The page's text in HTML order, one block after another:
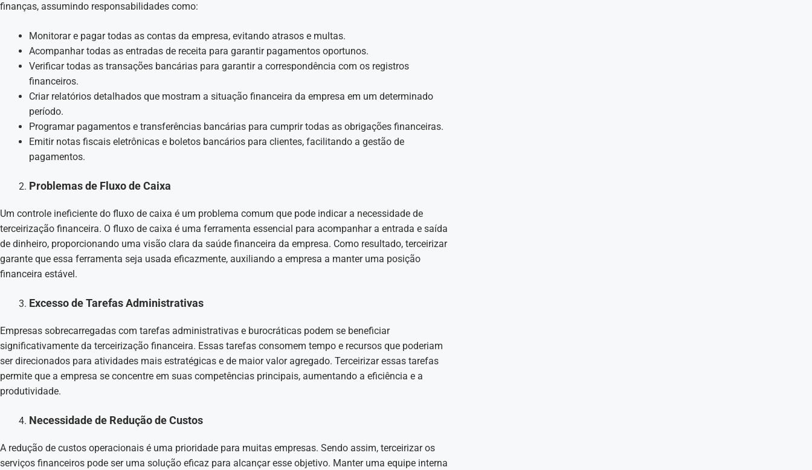
finanças, assumindo responsabilidades como:
Monitorar e pagar todas as contas da empresa, evitando atrasos e multas.
Acompanhar todas as entradas de receita para garantir pagamentos oportunos.
Verificar todas as transações bancárias para garantir a correspondência com os registros
financeiros.
Criar relatórios detalhados que mostram a situação financeira da empresa em um determinado
período.
Programar pagamentos e transferências bancárias para cumprir todas as obrigações financeiras.
Emitir notas fiscais eletrônicas e boletos bancários para clientes, facilitando a gestão de
pagamentos.
Problemas de Fluxo de Caixa
Um controle ineficiente do fluxo de caixa é um problema comum que pode indicar a necessidade de
terceirização financeira. O fluxo de caixa é uma ferramenta essencial para acompanhar a entrada e saída
de dinheiro, proporcionando uma visão clara da saúde financeira da empresa. Como resultado, terceirizar
garante que essa ferramenta seja usada eficazmente, auxiliando a empresa a manter uma posição
financeira estável.
Excesso de Tarefas Administrativas
Empresas sobrecarregadas com tarefas administrativas e burocráticas podem se beneficiar
significativamente da terceirização financeira. Essas tarefas consomem tempo e recursos que poderiam
ser direcionados para atividades mais estratégicas e de maior valor agregado. Terceirizar essas tarefas
permite que a empresa se concentre em suas competências principais, aumentando a eficiência e a
produtividade.
Necessidade de Redução de Custos
A redução de custos operacionais é uma prioridade para muitas empresas. Sendo assim, terceirizar os
serviços financeiros pode ser uma solução eficaz para alcançar esse objetivo. Manter uma equipe interna